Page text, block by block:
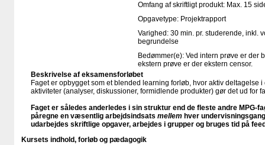
Omfang af skriftligt produkt: Max. 15
Opgavetype: Projektrapport
Varighed: 30 min. pr. studerende, inkl.
begrundelse
Bedømmer(e): Ved intern prøve er der
ekstern prøve er der ekstern censor.
Beskrivelse af eksamensforløbet
Faget er opbygget som et blended learning forløb, hvor aktiv deltagelse
aktiviteter (analyser, diskussioner, formidlende produkter) gør det ud for
Faget er således anderledes i sin struktur end de fleste andre MPG-
påregne en væsentlig arbejdsindsats mellem hver
udarbejdes skriftlige opgaver, arbejdes i grupper og bruges tid på
Kursets indhold, forløb og pædagogik